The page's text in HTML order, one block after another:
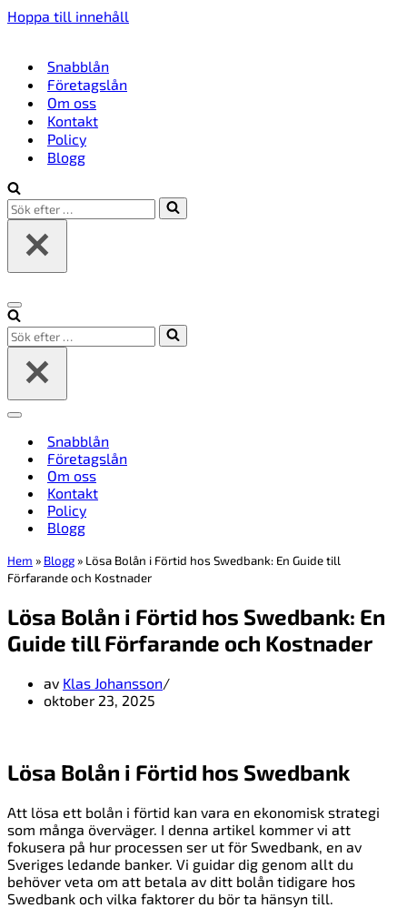
Hoppa till innehåll
Snabblån
Företagslån
Om oss
Kontakt
Policy
Blogg
Sök
efter
Navigeringsmeny
Sök
efter
Navigeringsmeny
Snabblån
Företagslån
Om oss
Kontakt
Policy
Blogg
Hem » Blogg » Lösa Bolån i Förtid hos Swedbank: En Guide till
Förfarande och Kostnader
Lösa Bolån i Förtid hos Swedbank: En
Guide till Förfarande och Kostnader
av Klas Johansson
oktober 23, 2025
Lösa Bolån i Förtid hos Swedbank
Att lösa ett bolån i förtid kan vara en ekonomisk strategi
som många överväger. I denna artikel kommer vi att
fokusera på hur processen ser ut för Swedbank, en av
Sveriges ledande banker. Vi guidar dig genom allt du
behöver veta om att betala av ditt bolån tidigare hos
Swedbank och vilka faktorer du bör ta hänsyn till.